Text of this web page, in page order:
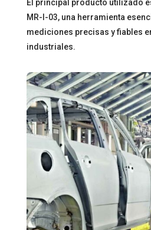
El principal producto utilizado
MR-I-03, una herramienta
mediciones precisas y fiables
industriales.